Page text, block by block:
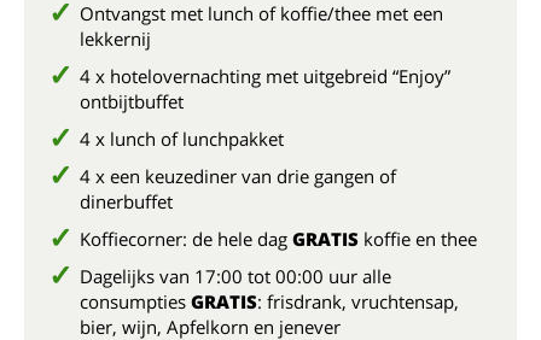
Ontvangst met lunch of koffie/thee met een
lekkernij
4 x hotelovernachting met uitgebreid “Enjoy”
ontbijtbuffet
4 x lunch of lunchpakket
4 x een keuzediner van drie gangen of
dinerbuffet
Koffiecorner: de hele dag GRATIS koffie en thee
Dagelijks van 17:00 tot 00:00 uur alle
consumpties GRATIS: frisdrank, vruchtensap,
bier, wijn, Apfelkorn en jenever